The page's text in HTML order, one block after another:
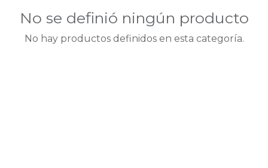
No se definió ningún producto
No hay productos definidos en esta categoría.